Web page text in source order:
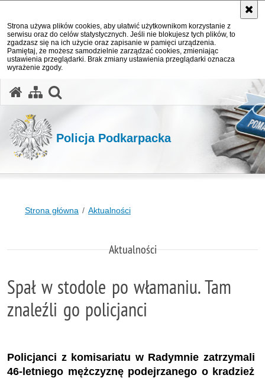
Strona używa plików cookies, aby ułatwić użytkownikom korzystanie z
serwisu oraz do celów statystycznych. Jeśli nie blokujesz tych plików, to
zgadzasz się na ich użycie oraz zapisanie w pamięci urządzenia.
Pamiętaj, że możesz samodzielnie zarządzać cookies, zmieniając
ustawienia przeglądarki. Brak zmiany ustawienia przeglądarki oznacza
wyrażenie zgody.
Policja Podkarpacka
Strona główna Aktualności
Aktualności
Spał w stodole po włamaniu. Tam
znaleźli go policjanci
Policjanci z komisariatu w Radymnie zatrzymali
46-letniego mężczyznę podejrzanego o kradzież